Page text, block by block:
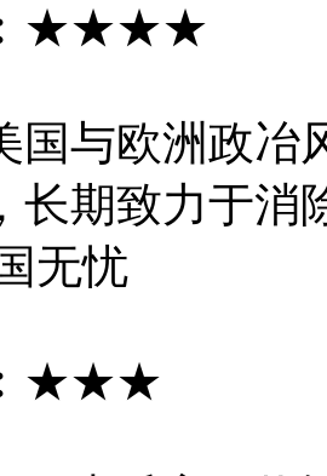
︰★★★★
国与欧洲政冶
长期致力于消
无忧
︰★★★